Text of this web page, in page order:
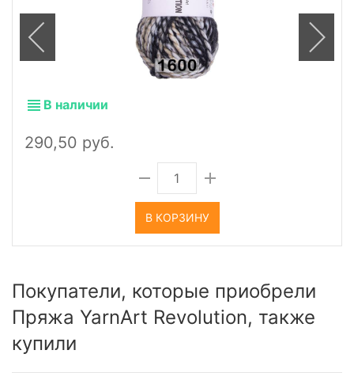
В наличии
290,50 руб.
В КОРЗИНУ
Покупатели, которые приобрели
Пряжа YarnArt Revolution, также
купили